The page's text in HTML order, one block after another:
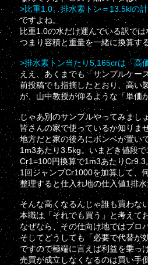
>比重1.0、排水素トン＝13.5klの
ですよね。
比重1.0の水だけ運んでいる訳で
つまり容積と重量を一緒に換算す
>排水素トン当たり5,165crは「高
ええ、あくまでも「サンプルケー
前投稿でも指摘したとおり、高い
が、山中教授が仰るような「単価
じゃあ別のサンプルやってみまし
皆さんの家で使っているか知りま
地方だと家の後ろにボンベが置い
1m3あたり3.5kg。いまどき値段
Cr1=100円換算で1m3あたり
1回ジャンプCr1000を加算して、
整理すると仕入れ地の仕入値1排
そんな高くなるんじゃ誰も買わな
本職は「それでも買う」と考えて
なぜなら、その仕向け地ではプロ
そしてどうしても「必要で代替が
ですので極端に言えば利益を乗っ
売買が成立しなくなるのは買い手